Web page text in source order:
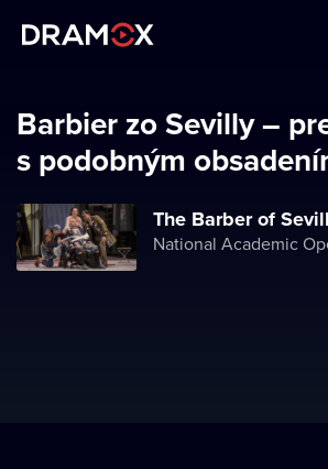
Zaregistrujte sa
Barbier zo Sevilly –
s podobným
The Barber of